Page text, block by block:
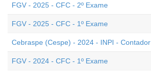
FGV - 2025 - CFC - 2º Exame
FGV - 2025 - CFC - 1º Exame
Cebraspe (Cespe) - 2024 - INPI - Contador
FGV - 2024 - CFC - 1º Exame